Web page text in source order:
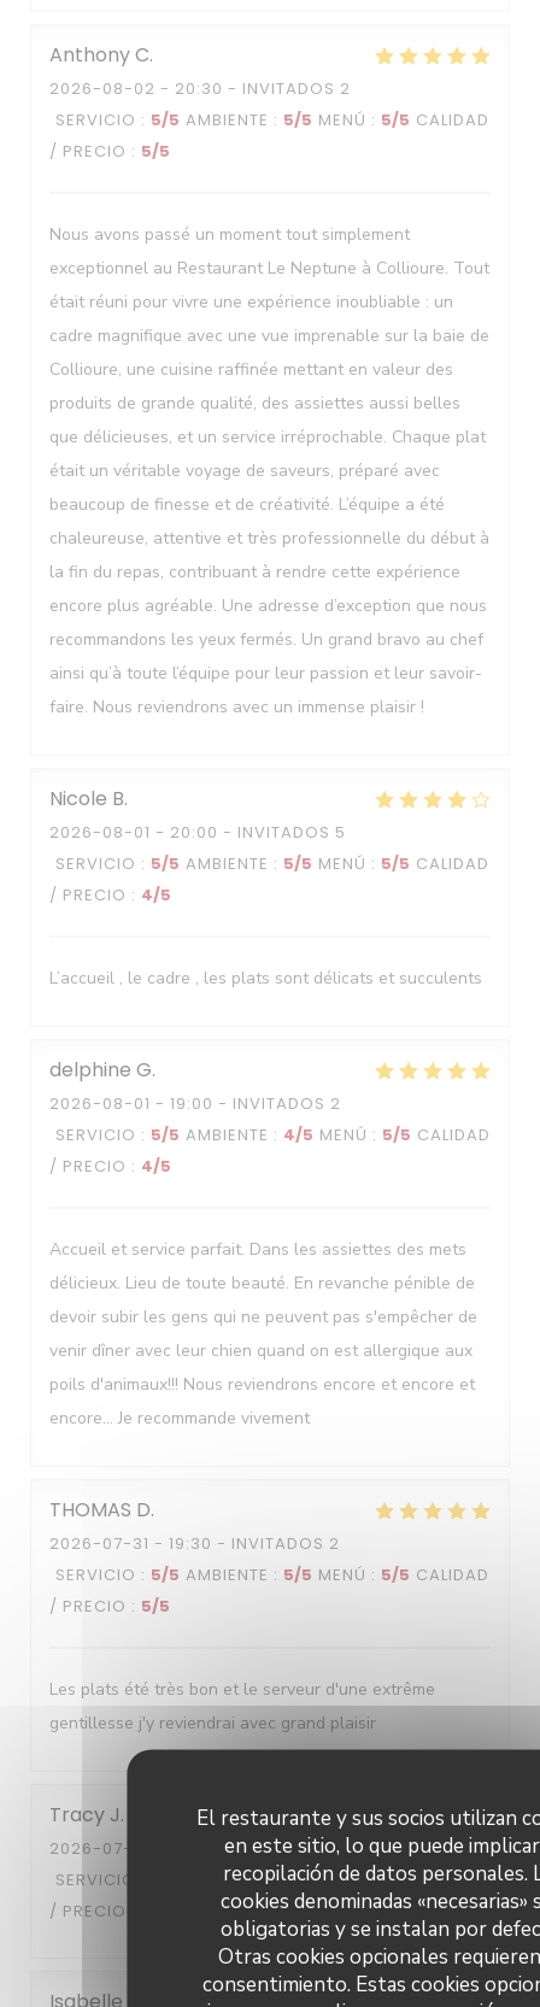
El restaurante y sus socios utilizan
en este sitio, lo que puede
recopilación de datos personales.
cookies denominadas «necesarias»
obligatorias y se instalan por
Otras cookies opcionales
consentimiento. Estas cookies
AnthonyC
2026-08-02 - 20:30 - INVITADOS 2
SERVICIO : 5/5 AMBIENTE : 5/5 MENÚ : 5/5 CALIDAD
/ PRECIO : 5/5
Nous avons passé un moment tout simplement
exceptionnel au Restaurant Le Neptune à Collioure. Tout
était réuni pour vivre une expérience inoubliable : un
cadre magnifique avec une vue imprenable sur la baie de
Collioure, une cuisine raffinée mettant en valeur des
produits de grande qualité, des assiettes aussi belles
que délicieuses, et un service irréprochable. Chaque plat
était un véritable voyage de saveurs, préparé avec
beaucoup de finesse et de créativité. L’équipe a été
chaleureuse, attentive et très professionnelle du début à
la fin du repas, contribuant à rendre cette expérience
encore plus agréable. Une adresse d’exception que nous
recommandons les yeux fermés. Un grand bravo au chef
ainsi qu’à toute l’équipe pour leur passion et leur savoir-
faire. Nous reviendrons avec un immense plaisir !
Nicole B
2026-08-01 - 20:00 - INVITADOS 5
SERVICIO : 5/5 AMBIENTE : 5/5 MENÚ : 5/5 CALIDAD
/ PRECIO : 4/5
L’accueil , le cadre , les plats sont délicats et succulents
delphine G
2026-08-01 - 19:00 - INVITADOS 2
SERVICIO : 5/5 AMBIENTE : 4/5 MENÚ : 5/5 CALIDAD
/ PRECIO : 4/5
Accueil et service parfait. Dans les assiettes des mets
délicieux. Lieu de toute beauté. En revanche pénible de
devoir subir les gens qui ne peuvent pas s'empêcher de
venir dîner avec leur chien quand on est allergique aux
poils d'animaux!!! Nous reviendrons encore et encore et
encore... Je recommande vivement
THOMAS D
2026-07-31 - 19:30 - INVITADOS 2
SERVICIO : 5/5 AMBIENTE : 5/5 MENÚ : 5/5 CALIDAD
/ PRECIO : 5/5
Les plats été très bon et le serveur d'une extrême
gentillesse j'y reviendrai avec grand plaisir
Tracy J
2026-07-28
- 13:00 - INVITADOS 2
SERVICIO
AMBIENTE: 5/5 MENÚ: 5/5 CALIDAD
/ PRECIO